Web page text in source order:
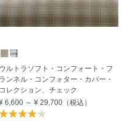
ウルトラソフト・コンフォート・フ
ランネル・コンフォター・カバー・
コレクション、チェック
6,600 ～ ¥ 29,700 （税込）